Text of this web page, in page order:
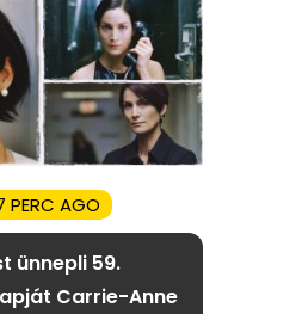
PERC AGO
ünnepli 59.
Carrie-Anne